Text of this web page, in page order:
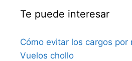
Te puede interesar
Cómo evitar los cargos por
Vuelos chollo